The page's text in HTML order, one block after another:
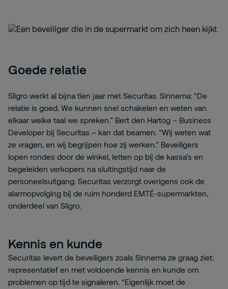
Goede relatie
Sligro werkt al bijna tien jaar met Securitas. Sinnema: “De
relatie is goed. We kunnen snel schakelen en weten van
elkaar welke taal we spreken.” Bert den Hartog – Business
Developer bij Securitas – kan dat beamen. “Wij weten wat
ze vragen, en wij begrijpen hoe zij werken.” Beveiligers
lopen rondes door de winkel, letten op bij de kassa’s en
begeleiden verkopers na sluitingstijd naar de
personeelsuitgang. Securitas verzorgt overigens ook de
alarmopvolging bij de ruim honderd EMTÉ-supermarkten,
onderdeel van Sligro.
Kennis en kunde
Securitas levert de beveiligers zoals Sinnema ze graag ziet:
representatief en met voldoende kennis en kunde om
problemen op tijd te signaleren. “Eigenlijk moet de